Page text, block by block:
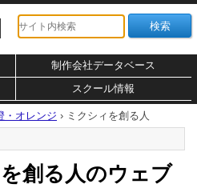
制作会社データベース
スクール情報
・オレンジ › ミクシィを創る人
創る人のウェブ